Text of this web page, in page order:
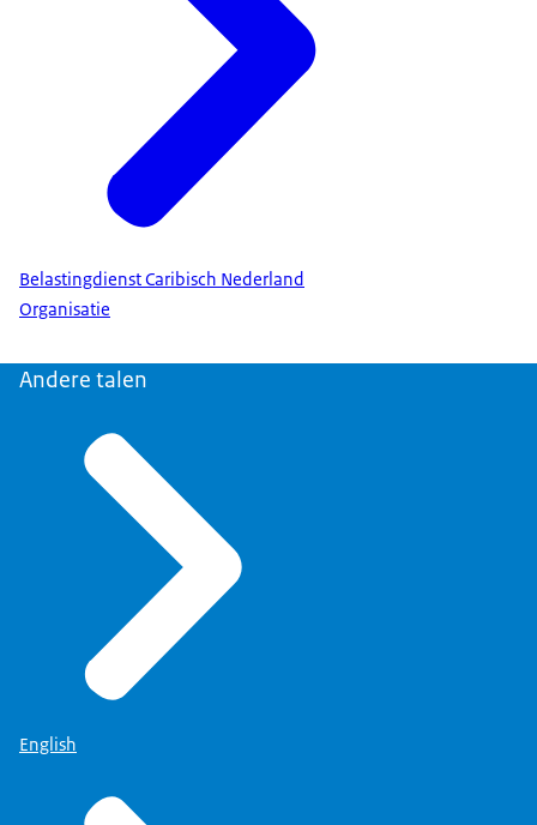
Kwartaaltabel
Belastingdienst Caribisch Nederland
Organisatie
Andere talen
English